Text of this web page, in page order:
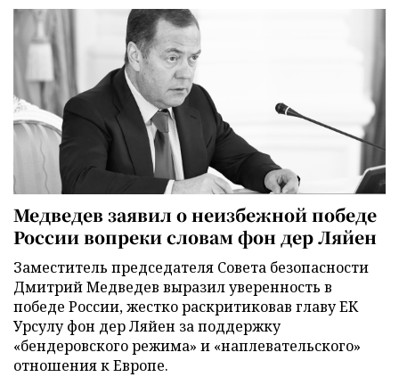
Медведев заявил о неизбежной победе
России вопреки словам фон дер Ляйен
Заместитель председателя Совета безопасности
Дмитрий Медведев выразил уверенность в
победе России, жестко раскритиковав главу ЕК
Урсулу фон дер Ляйен за поддержку
«бендеровского режима» и «наплевательского»
отношения к Европе.